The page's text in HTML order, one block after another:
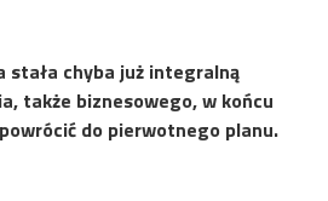
stała chyba już integralną
także biznesowego, w końcu
do pierwotnego planu.